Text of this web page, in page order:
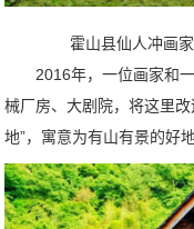
霍山县仙人冲画
2016年，一位画家和
械厂房、大剧院，将这里
地”，寓意为有山有景的好地